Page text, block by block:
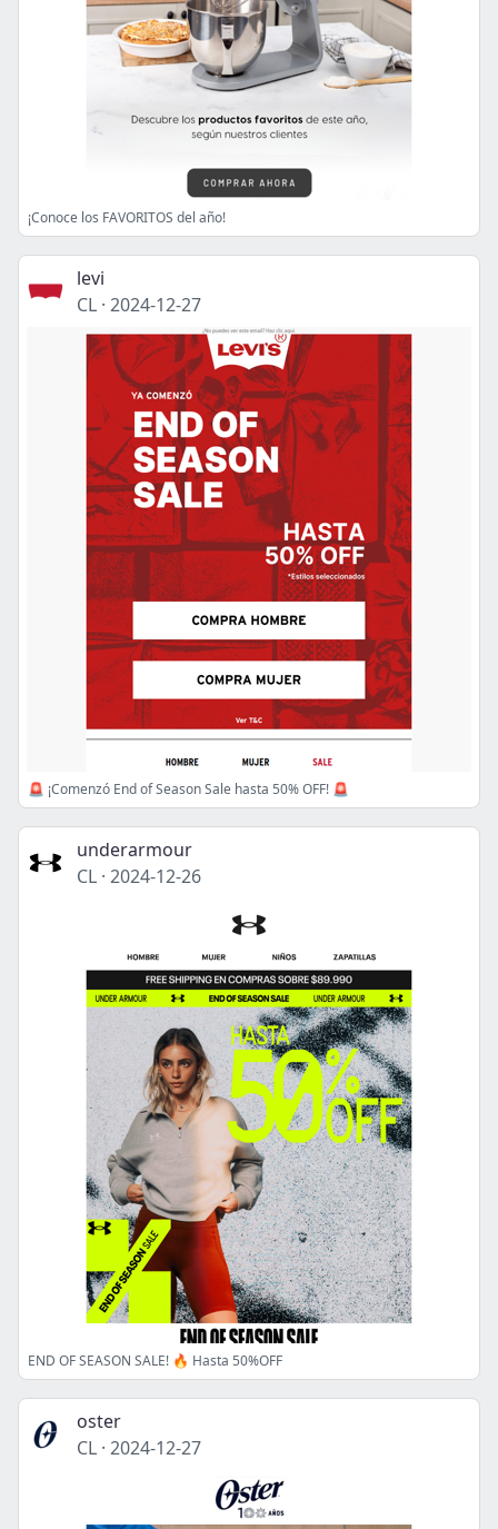
¡Conoce los FAVORITOS del año!
levi
CL · 2024-12-27
🚨 ¡Comenzó End of Season Sale hasta 50% OFF! 🚨
underarmour
CL · 2024-12-26
END OF SEASON SALE! 🔥 Hasta 50%OFF
oster
CL · 2024-12-27